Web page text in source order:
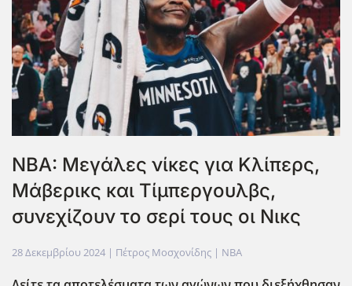
NBA: Μεγάλες νίκες για Κλίπερς,
Μάβερικς και Τίμπεργουλβς,
συνεχίζουν το σερί τους οι Νικς
28 Δεκεμβρίου 2024 | Πέτρος Μοσχονίδης | NBA